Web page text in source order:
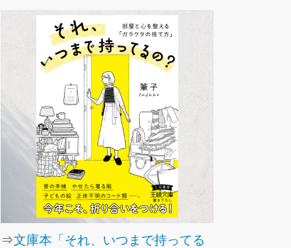
⇒文庫本「それ、いつまで持ってる